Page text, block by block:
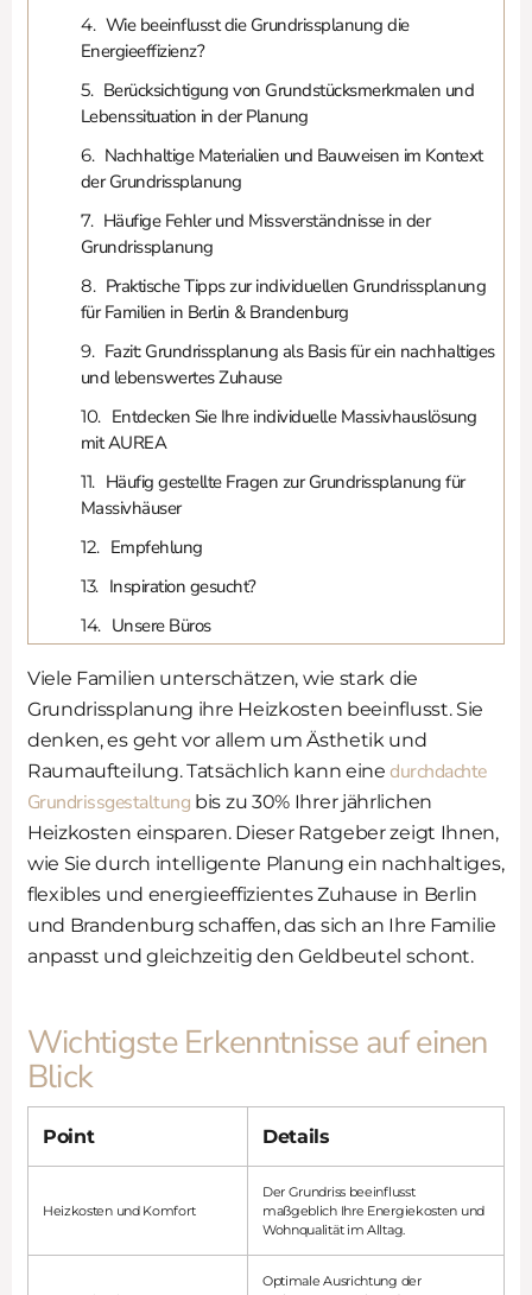
Wie beeinflusst die Grundrissplanung die
Energieeffizienz?
Berücksichtigung von Grundstücksmerkmalen und
Lebenssituation in der Planung
Nachhaltige Materialien und Bauweisen im Kontext
der Grundrissplanung
Häufige Fehler und Missverständnisse in der
Grundrissplanung
Praktische Tipps zur individuellen Grundrissplanung
für Familien in Berlin & Brandenburg
Fazit: Grundrissplanung als Basis für ein nachhaltiges
und lebenswertes Zuhause
Entdecken Sie Ihre individuelle Massivhauslösung
mit AUREA
Häufig gestellte Fragen zur Grundrissplanung für
Massivhäuser
Empfehlung
Inspiration gesucht?
Unsere Büros
Viele Familien unterschätzen, wie stark die
Grundrissplanung ihre Heizkosten beeinflusst. Sie
denken, es geht vor allem um Ästhetik und
Raumaufteilung. Tatsächlich kann einedurchdachte
Grundrissgestaltung bis zu 30% Ihrer jährlichen
Heizkosten einsparen. Dieser Ratgeber zeigt Ihnen,
wie Sie durch intelligente Planung ein nachhaltiges,
flexibles und energieeffizientes Zuhause in Berlin
und Brandenburg schaffen, das sich an Ihre Familie
anpasst und gleichzeitig den Geldbeutel schont.
Wichtigste Erkenntnisse auf einen
Blick
Point Details
Heizkosten und Komfort
Der Grundriss beeinflusst
maßgeblich Ihre Energiekosten und
Wohnqualität im Alltag.
Optimale Ausrichtung der